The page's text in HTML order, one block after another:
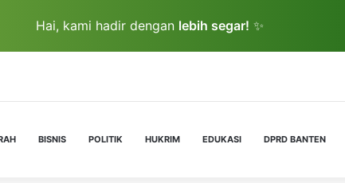
Hai, kami hadir dengan lebih segar! ✨
BISNIS POLITIK HUKRIM EDUKASI DPRD BANTEN